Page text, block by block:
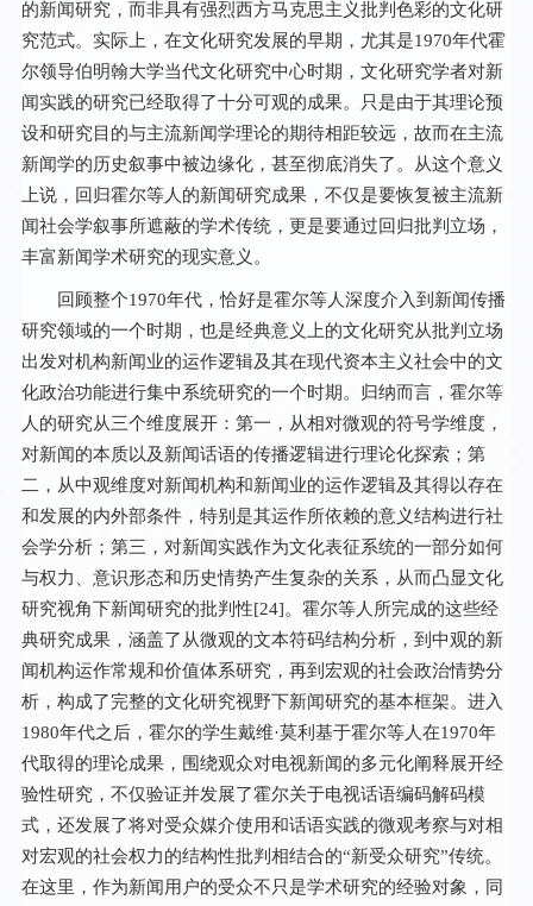
的新闻研究，而非具有强烈西方马克思主义批判色彩的文化研
究范式。实际上，在文化研究发展的早期，尤其是1970年代霍
尔领导伯明翰大学当代文化研究中心时期，文化研究学者对新
闻实践的研究已经取得了十分可观的成果。只是由于其理论预
设和研究目的与主流新闻学理论的期待相距较远，故而在主流
新闻学的历史叙事中被边缘化，甚至彻底消失了。从这个意义
上说，回归霍尔等人的新闻研究成果，不仅是要恢复被主流新
闻社会学叙事所遮蔽的学术传统，更是要通过回归批判立场，
丰富新闻学术研究的现实意义。
回顾整个1970年代，恰好是霍尔等人深度介入到新闻传播
研究领域的一个时期，也是经典意义上的文化研究从批判立场
出发对机构新闻业的运作逻辑及其在现代资本主义社会中的文
化政治功能进行集中系统研究的一个时期。归纳而言，霍尔等
人的研究从三个维度展开：第一，从相对微观的符号学维度，
对新闻的本质以及新闻话语的传播逻辑进行理论化探索；第
二，从中观维度对新闻机构和新闻业的运作逻辑及其得以存在
和发展的内外部条件，特别是其运作所依赖的意义结构进行社
会学分析；第三，对新闻实践作为文化表征系统的一部分如何
与权力、意识形态和历史情势产生复杂的关系，从而凸显文化
研究视角下新闻研究的批判性[24]。霍尔等人所完成的这些经
典研究成果，涵盖了从微观的文本符码结构分析，到中观的新
闻机构运作常规和价值体系研究，再到宏观的社会政治情势分
析，构成了完整的文化研究视野下新闻研究的基本框架。进入
1980年代之后，霍尔的学生戴维·莫利基于霍尔等人在1970年
代取得的理论成果，围绕观众对电视新闻的多元化阐释展开经
验性研究，不仅验证并发展了霍尔关于电视话语编码解码模
式，还发展了将对受众媒介使用和话语实践的微观考察与对相
对宏观的社会权力的结构性批判相结合的“新受众研究”传统。
在这里，作为新闻用户的受众不只是学术研究的经验对象，同